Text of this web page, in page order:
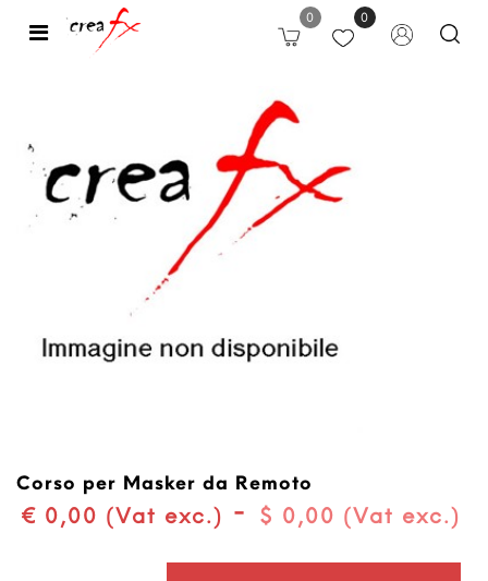
Open 0 0
Corso per Masker da Remoto
€ 0,00 (Vat exc.) - $ 0,00 (Vat exc.)